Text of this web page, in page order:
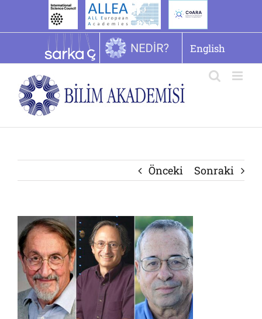
English
Önceki Sonraki